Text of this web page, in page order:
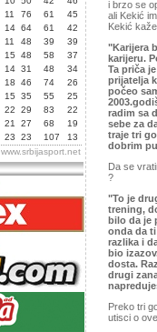
11 76 61
45
14 64 61
42
11 48 39
39
15 48 58
37
14 31 48
34
18 46 74
26
15 35 55
25
22 29 83
22
21 27 68
19
23 23 107
13
www.srbijasport.net
i brzo se
ali Kekić
Kekić
"Karijera
karijeru.
Ta priča
prijatelja
počeo
radim sa
sebe za
traje tri
dobrim
Da se
?
"To je
trening,
bilo da je
onda da
razlika i
bio
dosta.
drugi
Preko tri
utisci o